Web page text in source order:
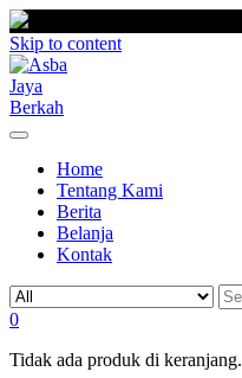
Skip to content
Home
Tentang Kami
Berita
Belanja
Kontak
0
Tidak ada produk di keranjang.